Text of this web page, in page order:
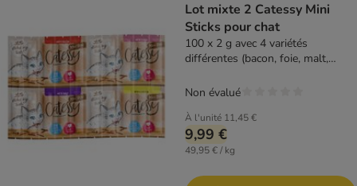
Lot mixte 2 Catessy Mini
Sticks pour chat
100 x 2 g avec 4 variétés
différentes (bacon, foie, malt,
À l'unité 11,45 €
9,99 €
49,95 € / kg
Non évalué